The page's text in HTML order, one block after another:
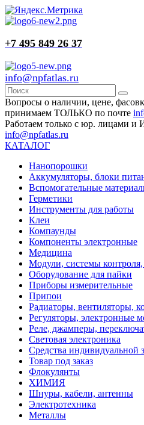
+7 495 849 26 37
info@npfatlas.ru
Вопросы о наличии, цене,
принимаем ТОЛЬКО по почте
Работаем только с юр. лицами и
info@npfatlas.ru
КАТАЛОГ
Нанопорошки
Аккумуляторы, блоки
Вспомогательные
Герметики
Инструменты для работы
Клеи
Компаунды
Компоненты электронные
Медицина
Модули, системы
Оборудование для пайки
Приборы измерительные
Припои
Радиаторы, вентиляторы,
Регуляторы, электронные
Реле, джамперы,
Световая электроника
Средства индивидуальной
Товар под заказ
Флокулянты
ХИМИЯ
Шнуры, кабели, антенны
Электротехника
Металлы